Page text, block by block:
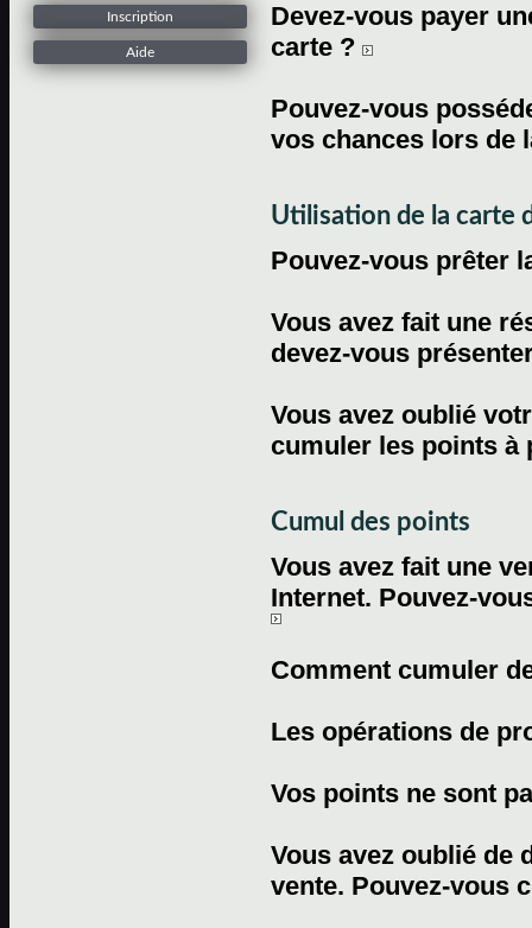
Inscription
Aide
Devez-vous payer
carte ?
Pouvez-vous
vos chances lors de
Utilisation de la carte
Pouvez-vous prêter
Vous avez fait une
devez-vous
Vous avez oublié
cumuler les points
Cumul des points
Vous avez fait une
Internet. Pouvez-
Comment cumuler
Les opérations de
Vos points ne sont
Vous avez oublié de
vente. Pouvez-vous